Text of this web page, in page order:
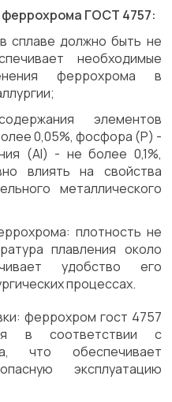
ГОСТ 4757:
сплаве должно быть не
необходимые
феррохрома в
элементов
0,05%, фосфора (P) -
(Al) - не более 0,1%,
влиять на свойства
металлического
плотность не
плавления около
удобство его
процессах.
феррохром гост 4757
в соответствии с
что обеспечивает
эксплуатацию